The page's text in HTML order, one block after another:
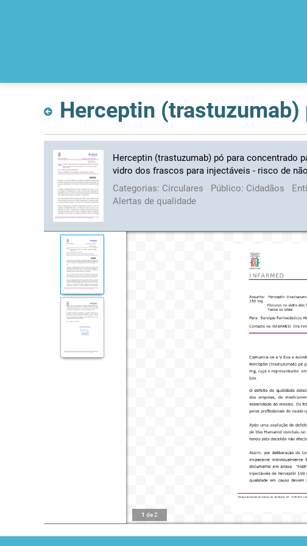
Herceptin (trastuzumab) pó para concentrado
vidro dos frascos para injectáveis - risco de
Categorias: Circulares Público: Cidadãos
Alertas de qualidade
1 de2